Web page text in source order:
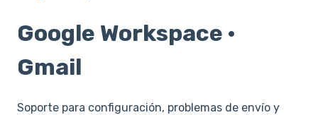
Google Workspace ·
Gmail
Soporte para configuración, problemas de envío y